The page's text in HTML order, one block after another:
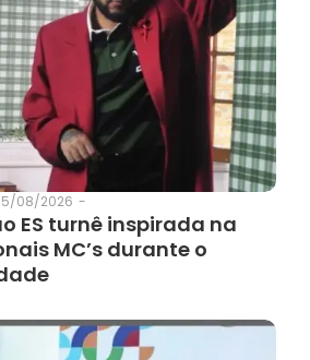
08/2026 -
ES turnê inspirada na
MC’s durante o